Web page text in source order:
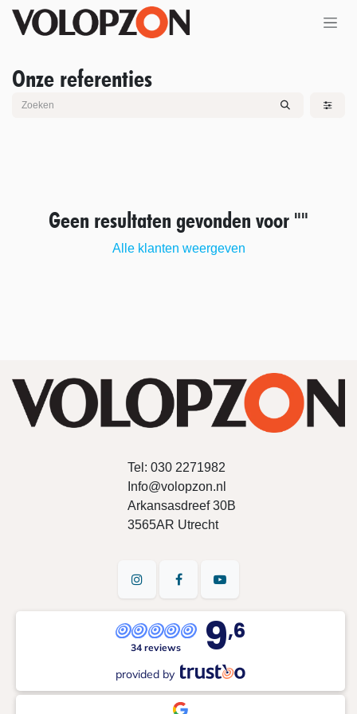
Overslaan naar inhoud
Onze referenties
Geen resultaten gevonden voor ""
Alle klanten weergeven
Tel: 030 2271982
Info@volopzon.nl
Arkansasdreef 30B
3565AR Utrecht
34 reviews 9,6
provided by